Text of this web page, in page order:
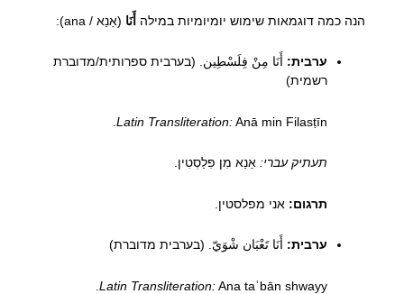
הנה כמה דוגמאות שימוש יומיומיות במילה أَنَا (אַנַא / ana):
ערבית: أَنَا مِنْ فِلَسْطِين. (בערבית ספרותית/מדוברת
רשמית)
Latin Transliteration:Anā min Filasṭīn.
תעתיק עברי:אַנַא מִן פִלַסְטִין.
תרגום: אני מפלסטין.
ערבית: أَنَا تَعْبَان شْوَيّ. (בערבית מדוברת)
Latin Transliteration:Ana taʿbān shwayy.